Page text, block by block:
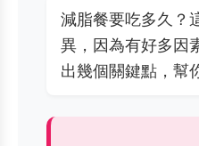
減脂餐要吃多久？
異，因為有好多因
出幾個關鍵點，幫